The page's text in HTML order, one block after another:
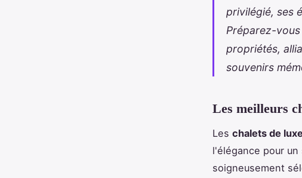
privilégié, ses
Préparez-
propriétés,
souvenirs
Les meilleurs
Les chalets de
l'élégance pour
soigneusement